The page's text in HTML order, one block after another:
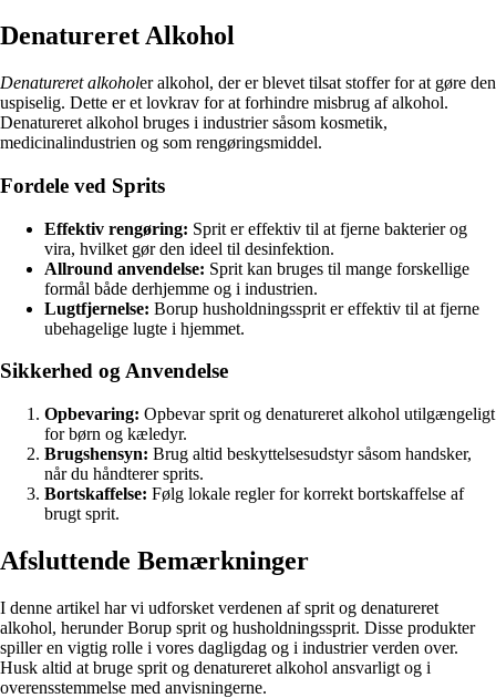
Denatureret Alkohol
Denatureret alkoholer alkohol, der er blevet tilsat stoffer for at gøre den
uspiselig. Dette er et lovkrav for at forhindre misbrug af alkohol.
Denatureret alkohol bruges i industrier såsom kosmetik,
medicinalindustrien og som rengøringsmiddel.
Fordele ved Sprits
Effektiv rengøring: Sprit er effektiv til at fjerne bakterier og
vira, hvilket gør den ideel til desinfektion.
Allround anvendelse: Sprit kan bruges til mange forskellige
formål både derhjemme og i industrien.
Lugtfjernelse: Borup husholdningssprit er effektiv til at fjerne
ubehagelige lugte i hjemmet.
Sikkerhed og Anvendelse
Opbevaring: Opbevar sprit og denatureret alkohol utilgængeligt
for børn og kæledyr.
Brugshensyn: Brug altid beskyttelsesudstyr såsom handsker,
når du håndterer sprits.
Bortskaffelse: Følg lokale regler for korrekt bortskaffelse af
brugt sprit.
Afsluttende Bemærkninger
I denne artikel har vi udforsket verdenen af sprit og denatureret
alkohol, herunder Borup sprit og husholdningssprit. Disse produkter
spiller en vigtig rolle i vores dagligdag og i industrier verden over.
Husk altid at bruge sprit og denatureret alkohol ansvarligt og i
overensstemmelse med anvisningerne.